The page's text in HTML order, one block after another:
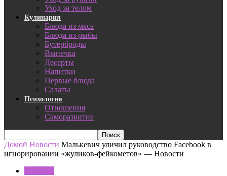
Уход за телом
Кулинария
Блюда из мяса
Блюда из рыбы
Бутерброды
Выпечка
Десерты
Напитки
Первые блюда
Салаты
Психология
Отношения
Саморазвитие
Домой Новости Малькевич уличил руководство Facebook в
игнорировании «жуликов-фейкометов» — Новости